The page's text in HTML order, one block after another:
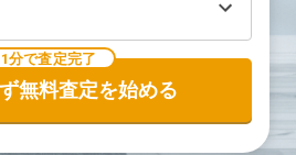
1分で査定完了
無料査定を始める